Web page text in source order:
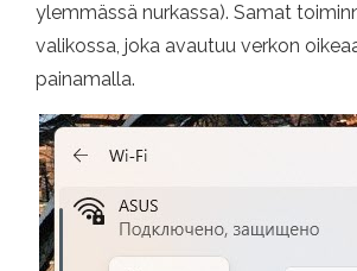
ylemmässä nurkassa). Samat
valikossa, joka avautuu verkon
painamalla.